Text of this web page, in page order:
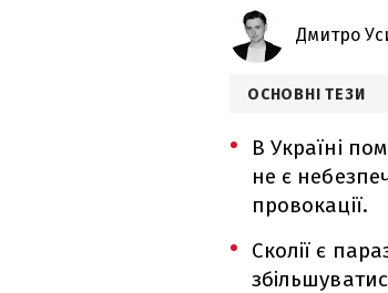
Дмитро
ОСНОВНІ ТЕЗИ
В Україні
не є
провокації.
Сколії є